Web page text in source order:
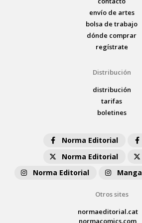
envío de artes
bolsa de trabajo
dónde comprar
regístrate
Distribución
distribución
tarifas
boletines
Norma Editorial
Norma Editorial
Norma Editorial
Manga
Otros sites
normaeditorial.cat
normacomics.com